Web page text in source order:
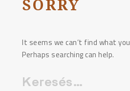
SORRY
It seems we can’t find what
Perhaps searching can help.
Keresés: